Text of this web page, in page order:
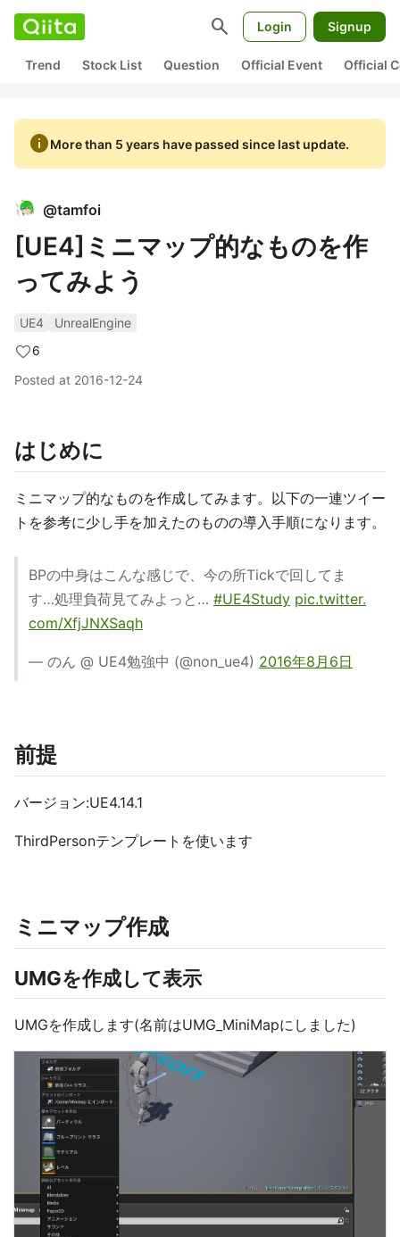
search Login Signup
Trend Stock List Question Official Event Official
infoMore than 5 years have passed since last update.
@tamfoi
[UE4]ミニマップ的なものを作
ってみよう
UE4
UnrealEngine
6
Posted at 2016-12-24
はじめに
ミニマップ的なものを作成してみます。以下の一連ツイー
トを参考に少し手を加えたのものの導入手順になります。
BPの中身はこんな感じで、今の所Tickで回してま
す…処理負荷見てみよっと… #UE4Study pic.twitter.
com/XfjJNXSaqh
— のん @ UE4勉強中 (@non_ue4) 2016年8月6日
前提
バージョン:UE4.14.1
ThirdPersonテンプレートを使います
ミニマップ作成
UMGを作成して表示
UMGを作成します(名前はUMG_MiniMapにしました)